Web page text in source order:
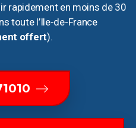
rapidement en moins de 30
toute l’Ile-de-France
offert).